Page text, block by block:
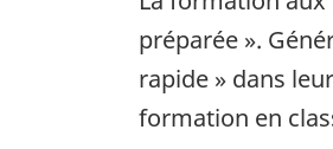
préparée ».
rapide » dans
formation en